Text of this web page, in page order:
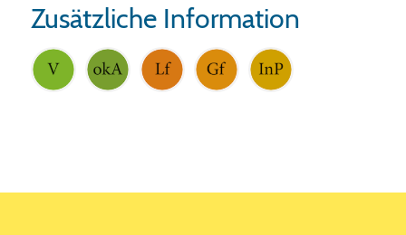
Zusätzliche Information